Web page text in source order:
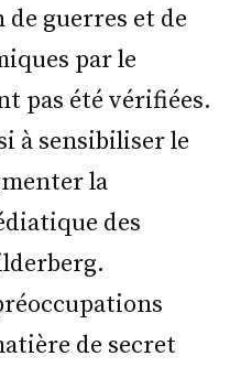
guerres et de
par le
pas été vérifiées.
à sensibiliser le
la
des
de secret